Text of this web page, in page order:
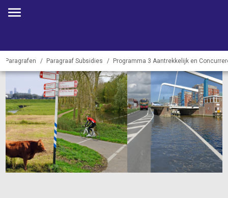
Paragrafen Paragraaf Subsidies Programma 3 Aantrekkelijk en